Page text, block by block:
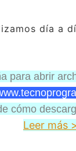
día a
para abrir
cómo
Leer más